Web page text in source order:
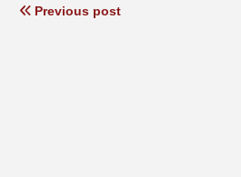
Previous post